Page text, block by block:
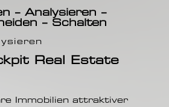
– Analysieren –
– Schalten
Real Estate
Immobilien attraktiver